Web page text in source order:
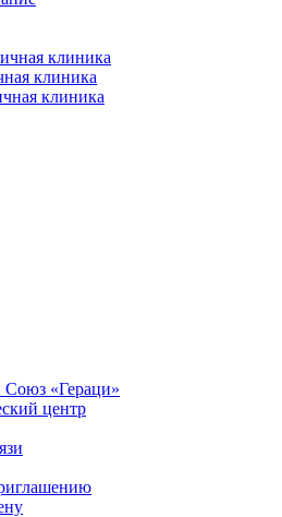
клиника
клиника
клиника
«Гераци»
центр